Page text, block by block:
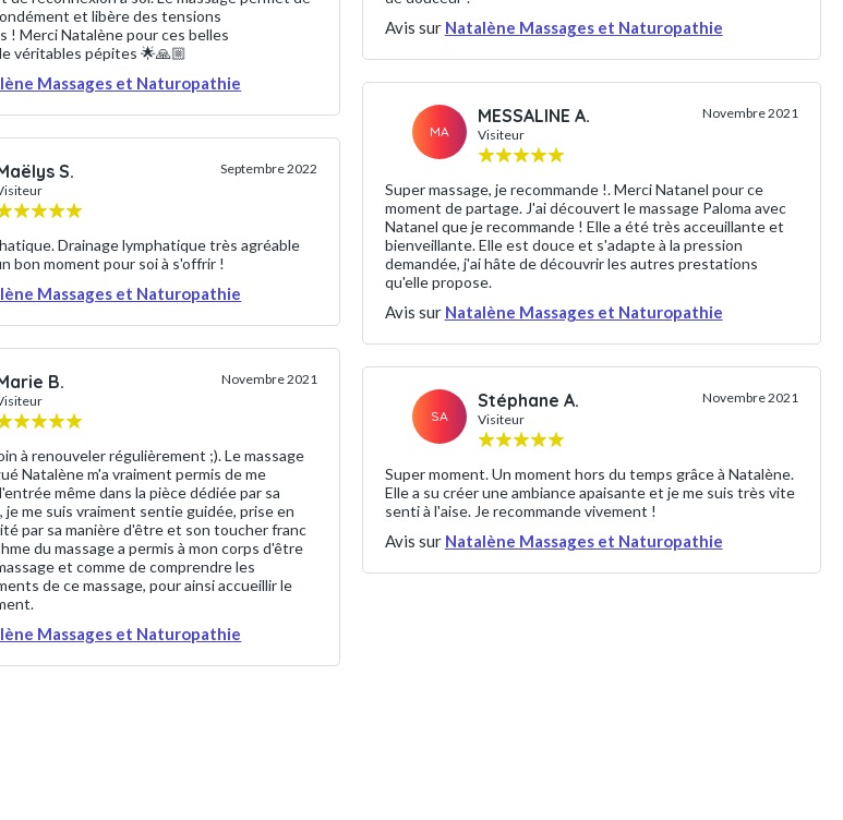
et libère des tensions
! Merci Natalène pour ces belles
véritables pépites 🌟🙏🏼
Massages et Naturopathie
S. Septembre 2022
Drainage lymphatique très agréable
bon moment pour soi à s'offrir !
Massages et Naturopathie
B. Novembre 2021
à renouveler régulièrement ;). Le massage
Natalène m'a vraiment permis de me
même dans la pièce dédiée par sa
me suis vraiment sentie guidée, prise en
par sa manière d'être et son toucher franc
du massage a permis à mon corps d'être
et comme de comprendre les
de ce massage, pour ainsi accueillir le
Massages et Naturopathie
Avis sur Natalène Massages et Naturopathie
MA
MESSALINE A.
Visiteur
Novembre 2021
Super massage, je recommande !. Merci Natanel pour ce
moment de partage. J'ai découvert le massage Paloma avec
Natanel que je recommande ! Elle a été très acceuillante et
bienveillante. Elle est douce et s'adapte à la pression
demandée, j'ai hâte de découvrir les autres prestations
qu'elle propose.
Avis sur Natalène Massages et Naturopathie
SA
Stéphane A.
Visiteur
Novembre 2021
Super moment. Un moment hors du temps grâce à Natalène.
Elle a su créer une ambiance apaisante et je me suis très vite
senti à l'aise. Je recommande vivement !
Avis sur Natalène Massages et Naturopathie